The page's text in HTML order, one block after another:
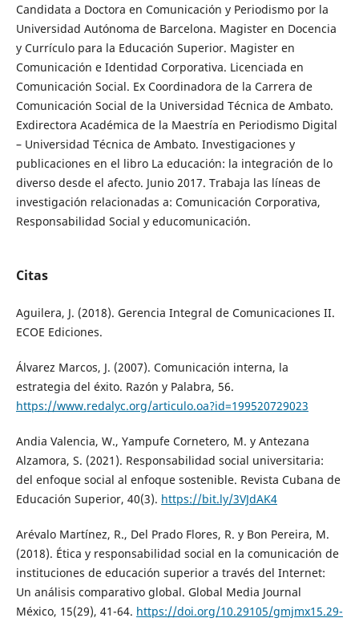
Candidata a Doctora en Comunicación y Periodismo por la
Universidad Autónoma de Barcelona. Magister en Docencia
y Currículo para la Educación Superior. Magister en
Comunicación e Identidad Corporativa. Licenciada en
Comunicación Social. Ex Coordinadora de la Carrera de
Comunicación Social de la Universidad Técnica de Ambato.
Exdirectora Académica de la Maestría en Periodismo Digital
– Universidad Técnica de Ambato. Investigaciones y
publicaciones en el libro La educación: la integración de lo
diverso desde el afecto. Junio 2017. Trabaja las líneas de
investigación relacionadas a: Comunicación Corporativa,
Responsabilidad Social y educomunicación.
Citas
Aguilera, J. (2018). Gerencia Integral de Comunicaciones II.
ECOE Ediciones.
Álvarez Marcos, J. (2007). Comunicación interna, la
estrategia del éxito. Razón y Palabra, 56.
https://www.redalyc.org/articulo.oa?id=199520729023
Andia Valencia, W., Yampufe Cornetero, M. y Antezana
Alzamora, S. (2021). Responsabilidad social universitaria:
del enfoque social al enfoque sostenible. Revista Cubana de
Educación Superior, 40(3). https://bit.ly/3VJdAK4
Arévalo Martínez, R., Del Prado Flores, R. y Bon Pereira, M.
(2018). Ética y responsabilidad social en la comunicación de
instituciones de educación superior a través del Internet:
Un análisis comparativo global. Global Media Journal
México, 15(29), 41-64. https://doi.org/10.29105/gmjmx15.29-